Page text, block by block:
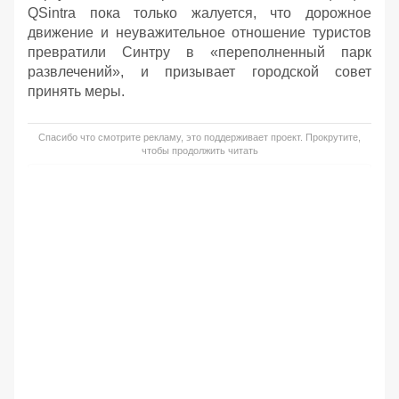
QSintra пока только жалуется, что дорожное
движение и неуважительное отношение туристов
превратили Синтру в «переполненный парк
развлечений», и призывает городской совет
принять меры.
Спасибо что смотрите рекламу, это поддерживает проект. Прокрутите,
чтобы продолжить читать